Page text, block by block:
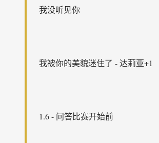
我没听见你
我被你的美貌迷住了 - 达莉亚+1
1.6 - 问答比赛开始前